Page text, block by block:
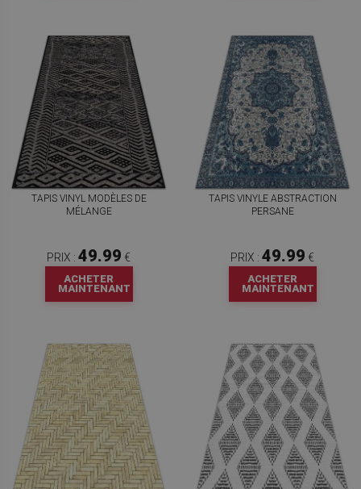
TAPIS VINYL MODÈLES DE
MÉLANGE
PRIX : 49.99 €
ACHETER
MAINTENANT
TAPIS VINYLE ABSTRACTION
PERSANE
PRIX : 49.99 €
ACHETER
MAINTENANT